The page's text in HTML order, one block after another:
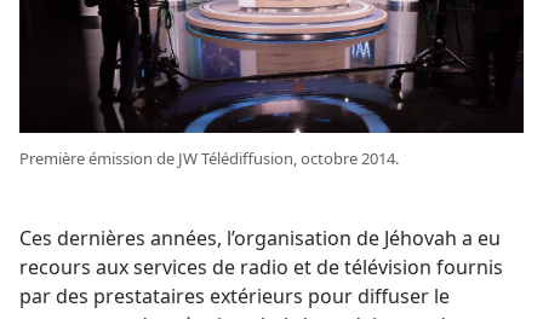
Première émission de JW Télédiffusion, octobre 2014.
Ces dernières années, l’organisation de Jéhovah a eu
recours aux services de radio et de télévision fournis
par des prestataires extérieurs pour diffuser le